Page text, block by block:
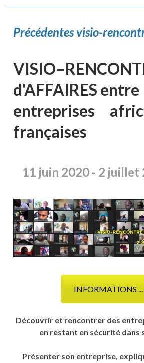
Précédentes visio-
d'AFFAIRES entre
entreprises
françaises
11 juin 2020 - 2 juillet
INFORMATIONS ...
Découvrir et rencontrer des
en restant en sécurité dans
Présenter son entreprise,